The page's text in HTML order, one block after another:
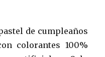
de cumpleaños
colorantes 100%